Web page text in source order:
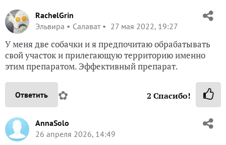
RachelGrin
Эльвира
Салават 27 мая 2022, 19:27
У меня две собачки и я предпочитаю обрабатывать
свой участок и прилегающую территорию именно
этим препаратом. Эффективный препарат.
Ответить ✿ 2 Спасибо!
AnnaSolo
26 апреля 2026, 14:49